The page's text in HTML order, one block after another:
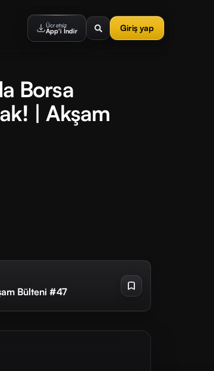
Ücretsiz
App'i İndir Giriş yap
Borsa
| Akşam
Bülteni #47